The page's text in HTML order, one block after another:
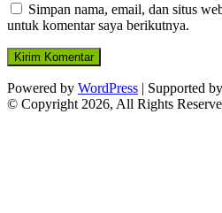
Simpan nama, email, dan situs
untuk komentar saya berikutnya.
Powered by WordPress | Supported by
© Copyright 2026, All Rights